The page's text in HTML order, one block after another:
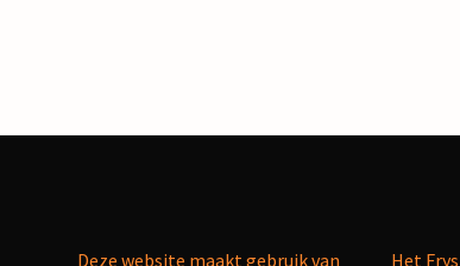
Deze website maakt gebruik van Het